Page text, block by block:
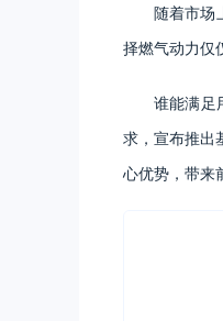
随着市场
择燃气动力仅
谁能满足
求，宣布推出
心优势，带来